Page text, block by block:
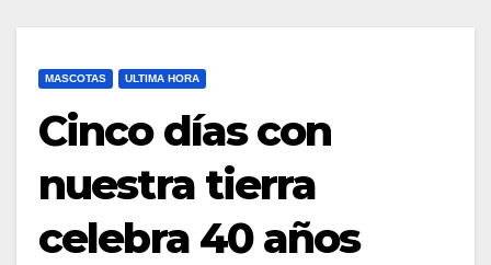
MASCOTAS ULTIMA HORA
Cinco días con
nuestra tierra
celebra 40 años